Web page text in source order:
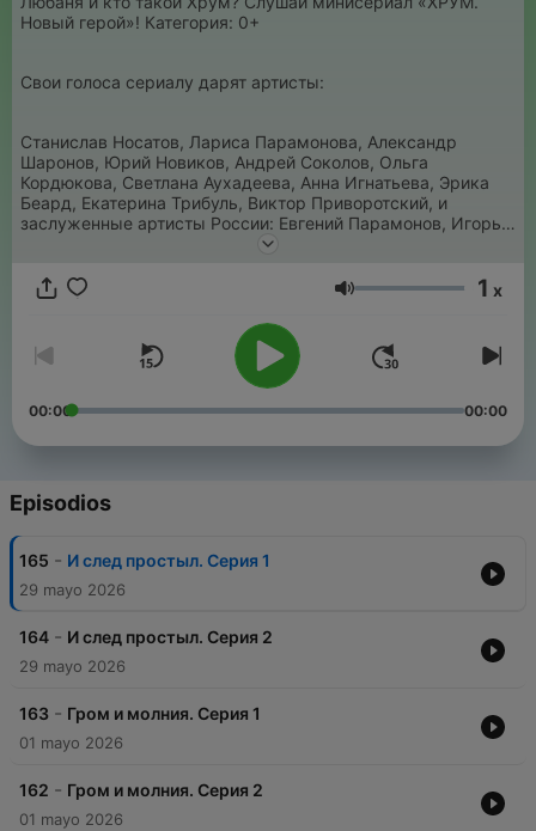
Новый герой»! Категория: 0+
Свои голоса сериалу дарят артисты:
Станислав Носатов, Лариса Парамонова, Александр
Шаронов, Юрий Новиков, Андрей Соколов, Ольга
Кордюкова, Светлана Аухадеева, Анна Игнатьева, Эрика
Беард, Екатерина Трибуль, Виктор Приворотский, и
заслуженные артисты России: Евгений Парамонов, Игорь
Volumen 1 x
00:00 00:00
Episodios
165 - И след простыл. Серия 1
29 mayo 2026
164 - И след простыл. Серия 2
29 mayo 2026
163 - Гром и молния. Серия 1
01 mayo 2026
162 - Гром и молния. Серия 2
01 mayo 2026